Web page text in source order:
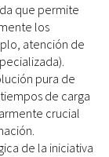
que permite
los
atención de
pura de
tiempos de carga
crucial
de la iniciativa